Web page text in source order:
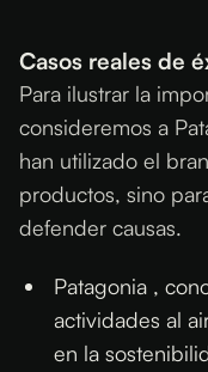
Casos reales de
Para ilustrar la
consideremos a
han utilizado el
productos, sino
defender causas.
Patagonia ,
actividades al
en la